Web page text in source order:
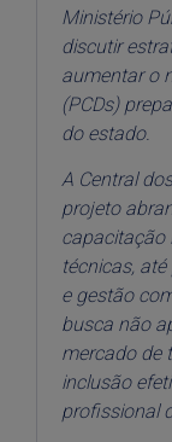
Ministério
discutir
aumentar o
(PCDs)
do estado.
A Central
projeto
capacitação
técnicas,
e gestão
busca não
mercado de
inclusão
profissional